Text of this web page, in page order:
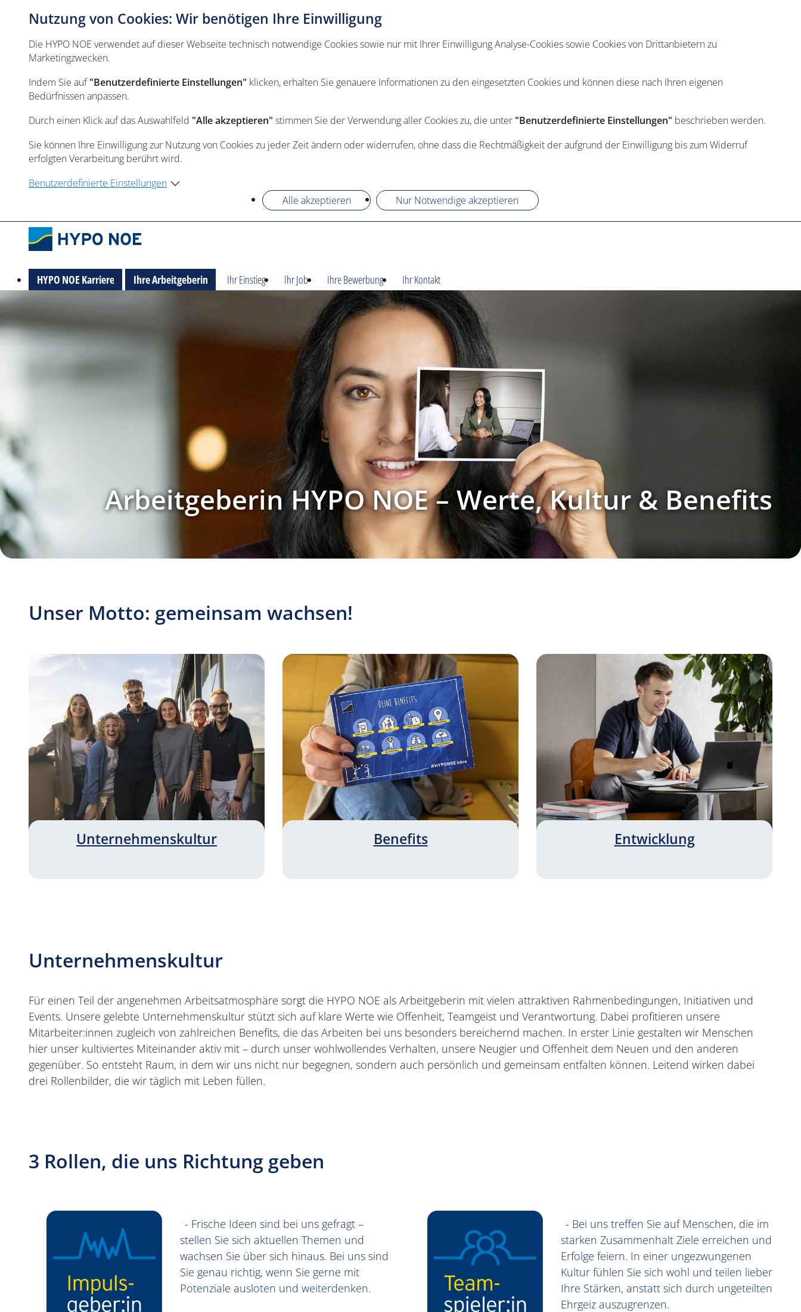
Nutzung von Cookies: Wir benötigen Ihre Einwilligung
Die HYPO NOE verwendet auf dieser Webseite technisch notwendige Cookies sowie nur mit Ihrer Einwilligung Analyse-Cookies sowie Cookies von Drittanbietern zu
Marketingzwecken.
Indem Sie auf"Benutzerdefinierte Einstellungen" klicken, erhalten Sie genauere Informationen zu den eingesetzten Cookies und können diese nach Ihren eigenen
Bedürfnissen anpassen.
Durch einen Klick auf das Auswahlfeld "Alle akzeptieren" stimmen Sie der Verwendung aller Cookies zu, die unter "Benutzerdefinierte Einstellungen" beschrieben werden.
Sie können Ihre Einwilligung zur Nutzung von Cookies zu jeder Zeit ändern oder widerrufen, ohne dass die Rechtmäßigkeit der aufgrund der Einwilligung bis zum Widerruf
erfolgten Verarbeitung berührt wird.
Benutzerdefinierte Einstellungen
Alle akzeptieren
Nur Notwendige akzeptieren
HYPO NOE Karriere Ihre Arbeitgeberin Ihr Einstieg Ihr Job Ihre Bewerbung Ihr Kontakt
Arbeitgeberin HYPO NOE – Werte, Kultur & Benefits
Unser Motto: gemeinsam wachsen!
Unternehmenskultur Benefits Entwicklung
Unternehmenskultur
Für einen Teil der angenehmen Arbeitsatmosphäre sorgt die HYPO NOE als Arbeitgeberin mit vielen attraktiven Rahmenbedingungen, Initiativen und
Events. Unsere gelebte Unternehmenskultur stützt sich auf klare Werte wie Offenheit, Teamgeist und Verantwortung. Dabei profitieren unsere
Mitarbeiter:innen zugleich von zahlreichen Benefits, die das Arbeiten bei uns besonders bereichernd machen. In erster Linie gestalten wir Menschen
hier unser kultiviertes Miteinander aktiv mit – durch unser wohlwollendes Verhalten, unsere Neugier und Offenheit dem Neuen und den anderen
gegenüber. So entsteht Raum, in dem wir uns nicht nur begegnen, sondern auch persönlich und gemeinsam entfalten können. Leitend wirken dabei
drei Rollenbilder, die wir täglich mit Leben füllen.
3 Rollen, die uns Richtung geben
- Frische Ideen sind bei uns gefragt –
stellen Sie sich aktuellen Themen und
wachsen Sie über sich hinaus. Bei uns sind
Sie genau richtig, wenn Sie gerne mit
Potenziale ausloten und weiterdenken.
- Bei uns treffen Sie auf Menschen, die im
starken Zusammenhalt Ziele erreichen und
Erfolge feiern. In einer ungezwungenen
Kultur fühlen Sie sich wohl und teilen lieber
Ihre Stärken, anstatt sich durch ungeteilten
Ehrgeiz auszugrenzen.